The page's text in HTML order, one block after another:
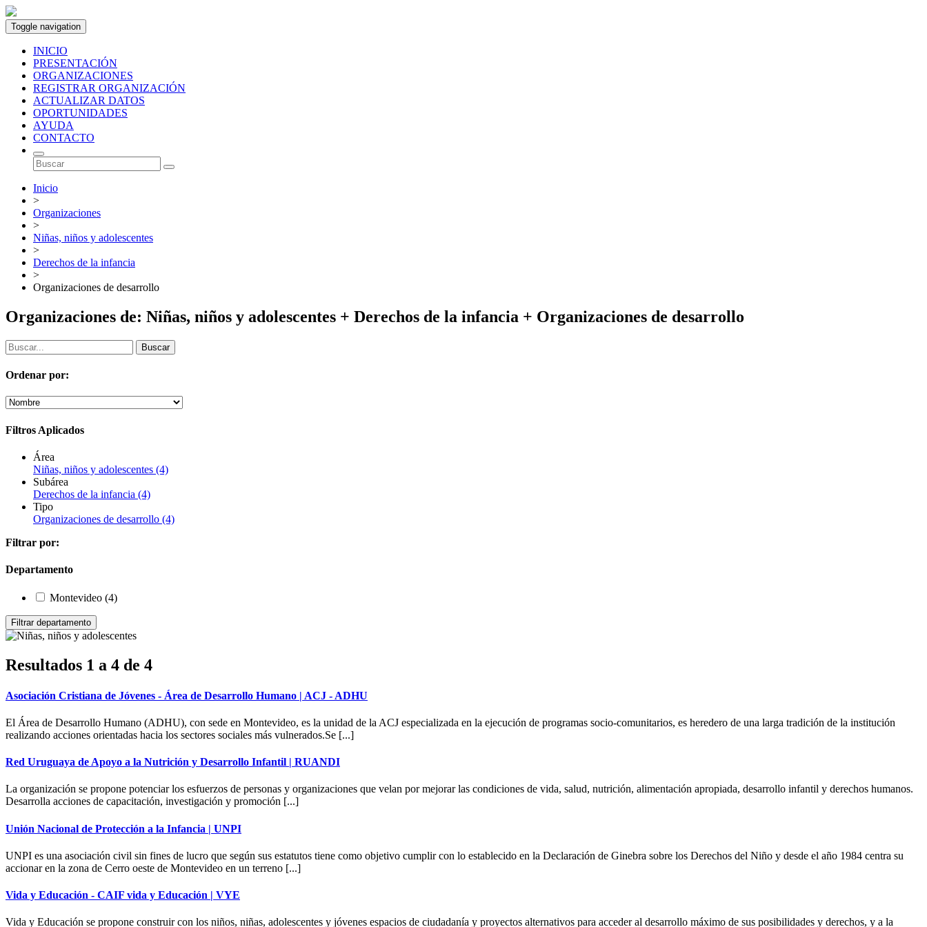
Toggle navigation
INICIO
PRESENTACIÓN
ORGANIZACIONES
REGISTRAR ORGANIZACIÓN
ACTUALIZAR DATOS
OPORTUNIDADES
AYUDA
CONTACTO
Inicio
>
Organizaciones
>
Niñas, niños y adolescentes
>
Derechos de la infancia
>
Organizaciones de desarrollo
Organizaciones de: Niñas, niños y adolescentes + Derechos de la infancia + Organizaciones de desarrollo
Ordenar por:
Filtros Aplicados
Área
Niñas, niños y adolescentes (4)
Subárea
Derechos de la infancia (4)
Tipo
Organizaciones de desarrollo (4)
Filtrar por:
Departamento
Montevideo (4)
Resultados 1 a 4 de 4
Asociación Cristiana de Jóvenes - Área de Desarrollo Humano | ACJ - ADHU
El Área de Desarrollo Humano (ADHU), con sede en Montevideo, es la unidad de la ACJ especializada en la ejecución de programas socio-comunitarios, es heredero de una larga tradición de la institución
realizando acciones orientadas hacia los sectores sociales más vulnerados.Se [...]
Red Uruguaya de Apoyo a la Nutrición y Desarrollo Infantil | RUANDI
La organización se propone potenciar los esfuerzos de personas y organizaciones que velan por mejorar las condiciones de vida, salud, nutrición, alimentación apropiada, desarrollo infantil y derechos humanos.
Desarrolla acciones de capacitación, investigación y promoción [...]
Unión Nacional de Protección a la Infancia | UNPI
UNPI es una asociación civil sin fines de lucro que según sus estatutos tiene como objetivo cumplir con lo establecido en la Declaración de Ginebra sobre los Derechos del Niño y desde el año 1984 centra su
accionar en la zona de Cerro oeste de Montevideo en un terreno [...]
Vida y Educación - CAIF vida y Educación | VYE
Vida y Educación se propone construir con los niños, niñas, adolescentes y jóvenes espacios de ciudadanía y proyectos alternativos para acceder al desarrollo máximo de sus posibilidades y derechos, y a la